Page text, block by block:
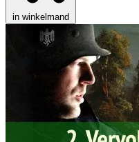
in winkelmand